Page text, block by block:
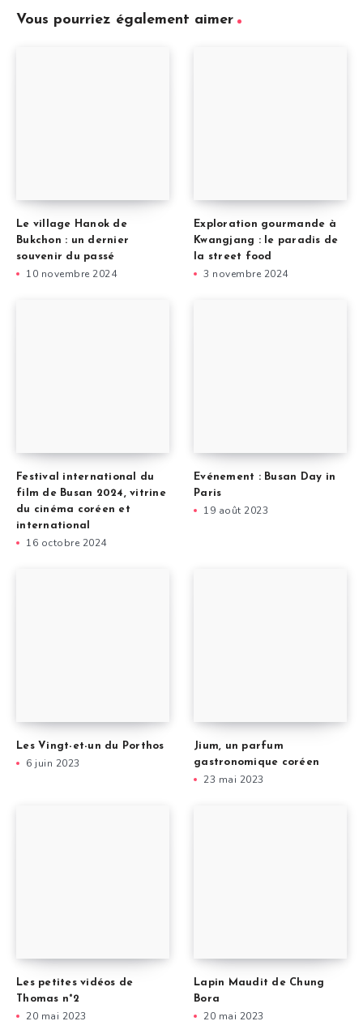
Vous pourriez également aimer
Le village Hanok de
Bukchon : un dernier
souvenir du passé
10 novembre 2024
Exploration gourmande à
Kwangjang : le paradis de
la street food
3 novembre 2024
Festival international du
film de Busan 2024, vitrine
du cinéma coréen et
international
16 octobre 2024
Evénement : Busan Day in
Paris
19 août 2023
Les Vingt-et-un du Porthos
6 juin 2023
Jium, un parfum
gastronomique coréen
23 mai 2023
Les petites vidéos de
Thomas n°2
20 mai 2023
Lapin Maudit de Chung
Bora
20 mai 2023